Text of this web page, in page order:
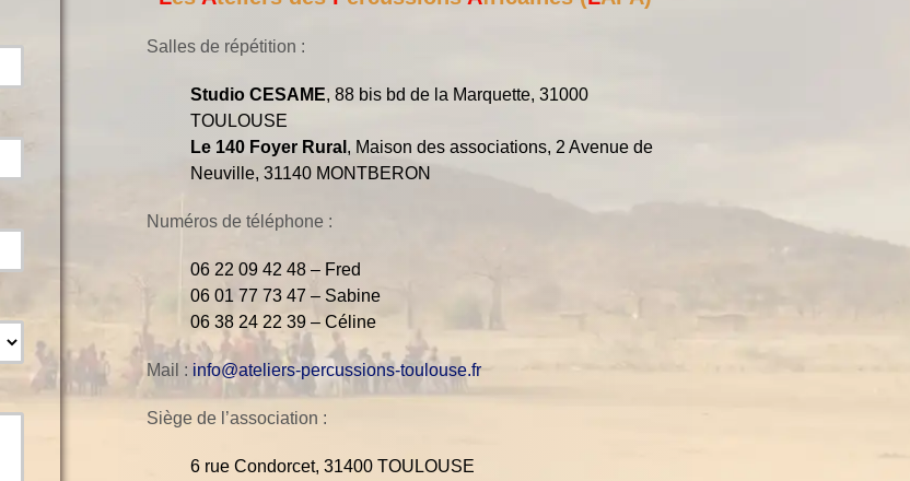
Salles de répétition :
Studio CESAME, 88 bis bd de la Marquette, 31000
TOULOUSE
Le 140 Foyer Rural , Maison des associations, 2 Avenue de
Neuville, 31140 MONTBERON
Numéros de téléphone :
06 22 09 42 48 – Fred
06 01 77 73 47 – Sabine
06 38 24 22 39 – Céline
Mail : info@ateliers-percussions-toulouse.fr
Siège de l’association :
6 rue Condorcet, 31400 TOULOUSE